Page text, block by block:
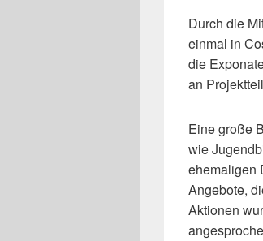
Durch die
einmal in
die
an
Eine große
wie
ehemaligen
Angebote,
Aktionen